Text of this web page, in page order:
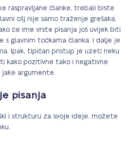
raspravljane članke, trebali biste
cilj nije samo traženje grešaka.
će ime vrste pisanja još uvijek biti
s glavnim točkama članka. I dalje je
Ipak, tipičan pristup je uzeti neku
kako pozitivne tako i negativne
argumente.
pisanja
i strukturu za svoje ideje, možete